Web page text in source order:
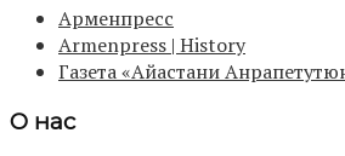
Арменпресс
Armenpress | History
Газета «Айастани
О нас